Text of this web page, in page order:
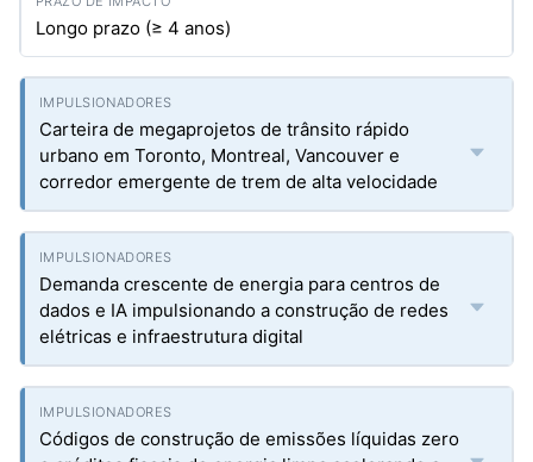
Longo prazo (≥ 4 anos)
Carteira de megaprojetos de trânsito rápido
urbano em Toronto, Montreal, Vancouver e
corredor emergente de trem de alta velocidade
Demanda crescente de energia para centros de
dados e IA impulsionando a construção de redes
elétricas e infraestrutura digital
Códigos de construção de emissões líquidas zero